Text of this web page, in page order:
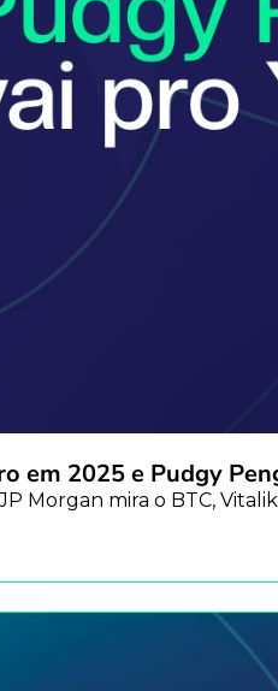
em 2025 e Pudgy
Morgan mira o BTC,